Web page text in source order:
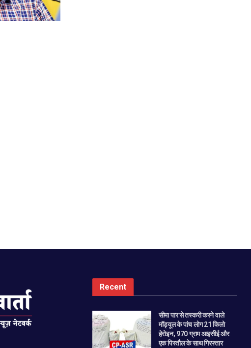
Recent
सीमा पार से तस्करी करने वाले
मॉड्यूल के पांच लोग 21 किलो
हेरोइन, 970 ग्राम आइसीई और
एक पिस्तौल के साथ गिरफ्तार